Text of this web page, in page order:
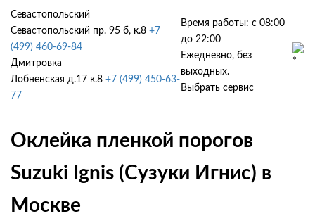
Севастопольский
Севастопольский пр. 95 б, к.8 +7
(499) 460-69-84
Дмитровка
Лобненская д.17 к.8 +7 (499) 450-63-
77
Время работы: с 08:00
до 22:00
Ежедневно, без
выходных.
Выбрать сервис
Оклейка пленкой порогов
Suzuki Ignis (Сузуки Игнис) в
Москве